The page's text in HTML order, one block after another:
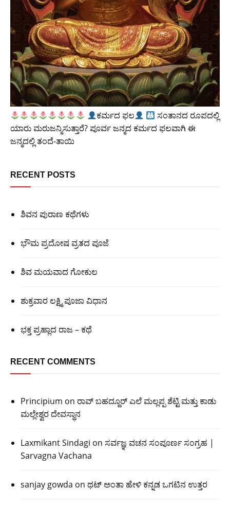
ಕರ್ಮದ ಫಲ
ಸಂತಾನದ ರೂಪದಲ್ಲಿ
ಯಾರು ಮರುಜನ್ಮಿಸುತ್ತಾರೆ? ಪೂರ್ವ ಜನ್ಮದ ಕರ್ಮದ ಫಲವಾಗಿ ಈ
ಜನ್ಮದಲ್ಲಿ ತಂದೆ-ತಾಯಿ
RECENT POSTS
ಶಿವನ ಪುರಾಣ ಕಥೆಗಳು
ಭೌಮ ಪ್ರದೋಷ ವ್ರತದ ಪೂಜೆ
ಶಿವ ಮಯವಾದ ಗೋಕುಲ
ಶುಕ್ರವಾರ ಲಕ್ಷ್ಮಿ ಪೂಜಾ ವಿಧಾನ
ಭಕ್ತ ಪ್ರಹ್ಲಾದ ರಾಜ – ಕಥೆ
RECENT COMMENTS
Principium on ರಾವ್ ಬಹದ್ದೂರ್ ಎಲೆ ಮಲ್ಲಪ್ಪ ಶೆಟ್ಟಿ ಮತ್ತು ಕಾಡು
ಮಲ್ಲೇಶ್ವರ ದೇವಸ್ಥಾನ
Laxmikant Sindagi on ಸರ್ವಜ್ಞ ವಚನ ಸಂಪೂರ್ಣ ಸಂಗ್ರಹ |
Sarvagna Vachana
sanjay gowda on ಥಟ್ ಅಂತಾ ಹೇಳಿ ಕನ್ನಡ ಒಗಟಿನ ಉತ್ತರ